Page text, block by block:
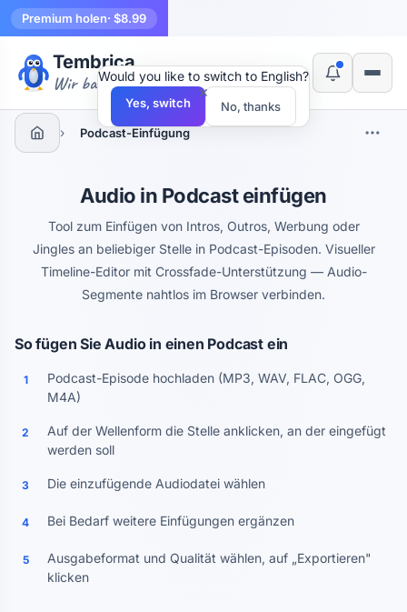
Premium holen· $8.99
Tembrica
Wir bauen Werkzeuge
› Podcast-Einfügung
Audio in Podcast einfügen
Tool zum Einfügen von Intros, Outros, Werbung oder
Jingles an beliebiger Stelle in Podcast-Episoden. Visueller
Timeline-Editor mit Crossfade-Unterstützung — Audio-
Segmente nahtlos im Browser verbinden.
So fügen Sie Audio in einen Podcast ein
1
Podcast-Episode hochladen (MP3, WAV, FLAC, OGG,
M4A)
2
Auf der Wellenform die Stelle anklicken, an der eingefügt
werden soll
3 Die einzufügende Audiodatei wählen
4 Bei Bedarf weitere Einfügungen ergänzen
5
Ausgabeformat und Qualität wählen, auf „Exportieren"
klicken
×
Would you like to switch to English?
Yes, switch No, thanks